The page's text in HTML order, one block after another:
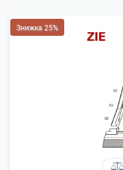
Знижка 25%